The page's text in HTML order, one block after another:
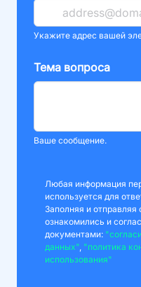
Укажите адрес вашей
Тема вопроса
Ваше сообщение.
Любая информация
используется для
Заполняя и
ознакомились и
документами:
данных" "политика
использования"